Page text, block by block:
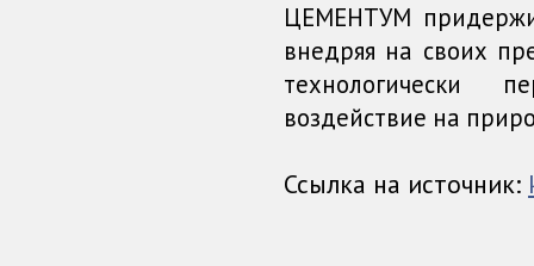
ЦЕМЕНТУМ
внедряя на своих
технологически
воздействие на
Ссылка на источник: